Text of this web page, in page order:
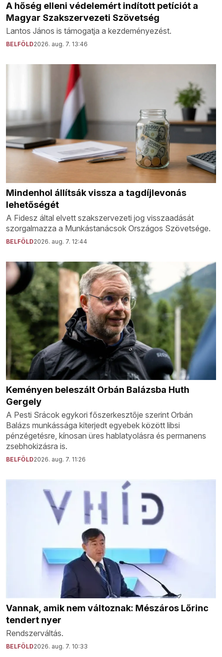
A hőség elleni védelemért indított petíciót a
Magyar Szakszervezeti Szövetség
Lantos János is támogatja a kezdeményezést.
BELFÖLD2026. aug. 7. 13:46
Mindenhol állítsák vissza a tagdíjlevonás
lehetőségét
A Fidesz által elvett szakszervezeti jog visszaadását
szorgalmazza a Munkástanácsok Országos Szövetsége.
BELFÖLD2026. aug. 7. 12:44
Keményen beleszált Orbán Balázsba Huth
Gergely
A Pesti Srácok egykori főszerkesztője szerint Orbán
Balázs munkássága kiterjedt egyebek között libsi
pénzégetésre, kínosan üres hablatyolásra és permanens
zsebhokizásra is.
BELFÖLD2026. aug. 7. 11:26
Vannak, amik nem változnak: Mészáros Lőrinc
tendert nyer
Rendszerváltás.
BELFÖLD2026. aug. 7. 10:33